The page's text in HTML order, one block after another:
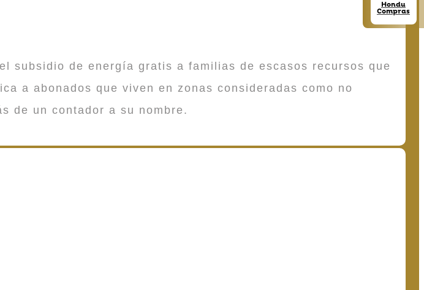
Hondu
Compras
subsidio de energía gratis a familias de escasos recursos que
a abonados que viven en zonas consideradas como no
de un contador a su nombre.